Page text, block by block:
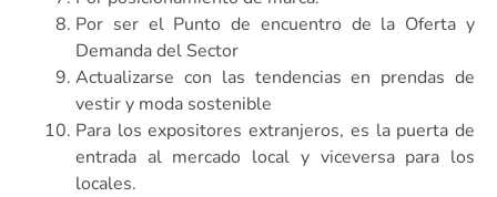
Por ser el Punto de encuentro de la Oferta y
Demanda del Sector
Actualizarse con las tendencias en prendas de
vestir y moda sostenible
Para los expositores extranjeros, es la puerta de
entrada al mercado local y viceversa para los
locales.